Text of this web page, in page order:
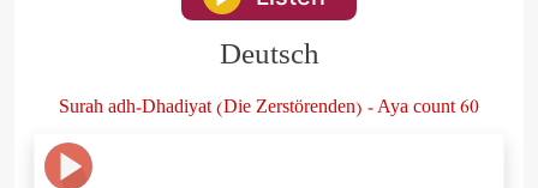
Deutsch
Surah adh-Dhadiyat (Die Zerstörenden) - Aya count 60